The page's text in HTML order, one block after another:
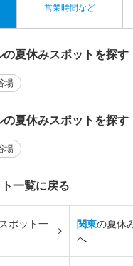
営業時間など
夏休みスポットを探す
場
夏休みスポットを探す
場
一覧に戻る
ポット一
関東の夏休
へ